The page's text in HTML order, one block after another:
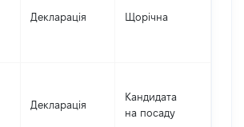
Декларація Щорічна
Декларація
Кандидата
на посаду